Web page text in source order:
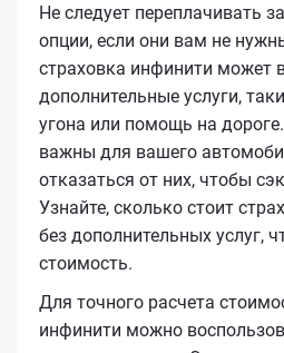
Не следует переплачивать
опции, если они вам не
страховка инфинити может
дополнительные услуги,
угона или помощь на
важны для вашего
отказаться от них, чтобы
Узнайте, сколько стоит
без дополнительных услуг,
стоимость.
Для точного расчета
инфинити можно